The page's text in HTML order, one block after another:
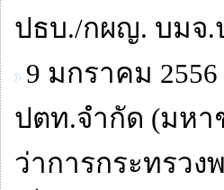
ปธบ./กผญ. บมจ.
9 มกราคม
ปตท.จำกัด (มหา
ว่าการกระทรว